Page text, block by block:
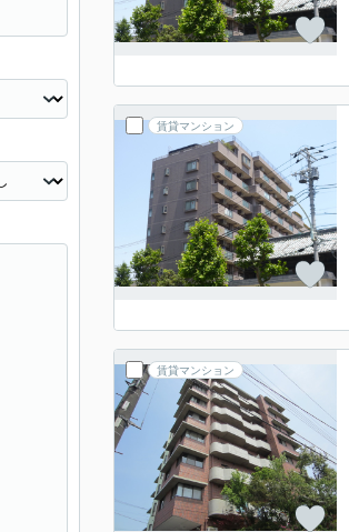
賃貸マンション
賃貸マンション